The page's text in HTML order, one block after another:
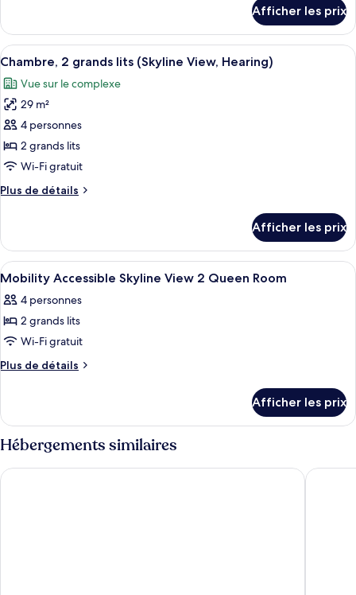
Chambre
Standard,
2
grands
lits
(Hearing)
Chambre
Standard,
2
lits
(Hearing)
Afficher les prix
Afficher
toutes
les
photos
pour
ce
type
chambre :
grands
lits
(Skyline
View,
Hearing)
Une chambre d’hôtel avec deux
7
Chambre, 2 grands lits (Skyline View, Hearing)
Vue sur le complexe
29 m²
4 personnes
2 grands lits
Wi-Fi gratuit
Plus de détails
Plus
Chambre,
grands
(Skyline
View,
Afficher les prix
Afficher
toutes
les
photos
pour
ce
chambre :
Mobility
Accessible
Skyline
Une chambre d’hôtel avec deux
3
Mobility Accessible Skyline View 2 Queen Room
4 personnes
2 grands lits
Wi-Fi gratuit
Plus de détails
Plus
Mobility
Accessible
Skyline
View
2
Afficher les prix
Hébergements similaires
Universal's Cabana Bay Beach Resort